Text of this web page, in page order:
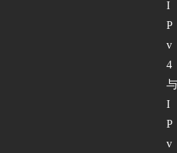
I
P
v
4
与
I
P
v